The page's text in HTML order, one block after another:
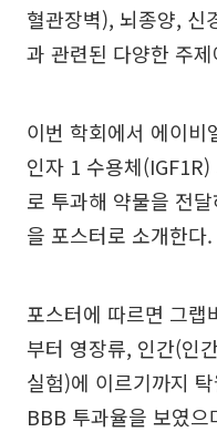
혈관장벽), 뇌종양, 신
과 관련된 다양한 주
이번 학회에서 에이비
인자 1 수용체
로 투과해 약물을 전
을 포스터로 소개한다.
포스터에 따르면 그
부터 영장류, 인간(인
실험)에 이르기까지
BBB 투과율을 보였